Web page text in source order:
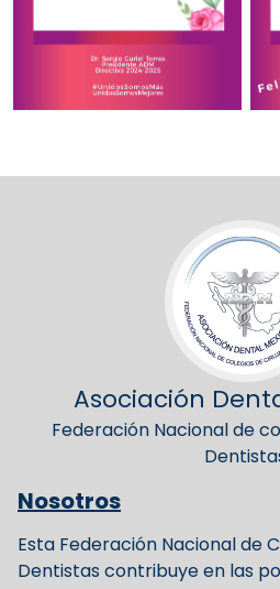
Asociación
Federación Nacional de
Nosotros
Esta Federación Nacional de
Dentistas contribuye en las